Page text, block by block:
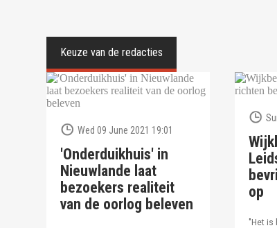
Wed 09 June 2021 19:01
'Onderduikhuis' in
Nieuwlande laat
bezoekers realiteit
van de oorlog beleven
op
"Het is